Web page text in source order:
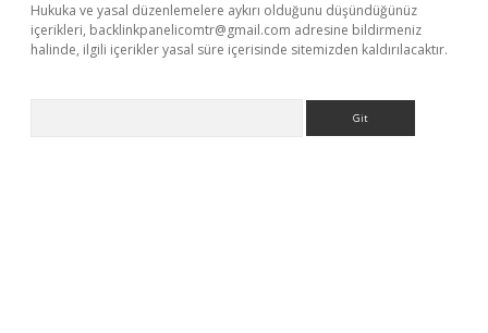
Hukuka ve yasal düzenlemelere aykırı olduğunu düşündüğünüz
içerikleri, backlinkpanelicomtr@gmail.com adresine bildirmeniz
halinde, ilgili içerikler yasal süre içerisinde sitemizden kaldırılacaktır.